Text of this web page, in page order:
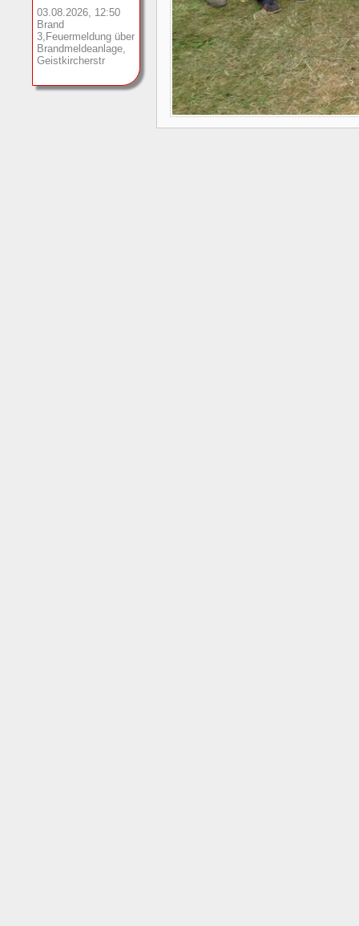
03.08.2026, 12:50
Brand
3,Feuermeldung über
Brandmeldeanlage,
Geistkircherstr